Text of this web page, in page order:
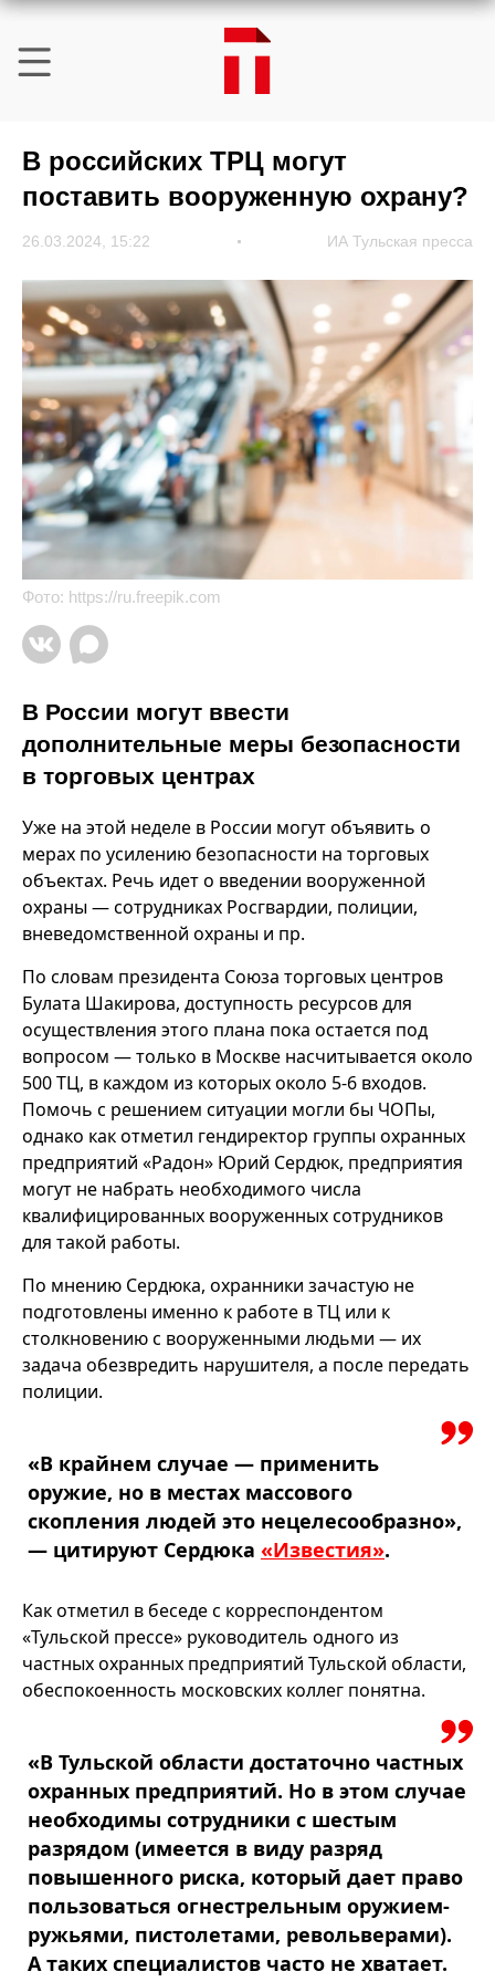
В российских ТРЦ могут
поставить вооруженную охрану?
26.03.2024, 15:22 ИА Тульская пресса
Фото: https://ru.freepik.com
В России могут ввести
дополнительные меры безопасности
в торговых центрах
Уже на этой неделе в России могут объявить о
мерах по усилению безопасности на торговых
объектах. Речь идет о введении вооруженной
охраны — сотрудниках Росгвардии, полиции,
вневедомственной охраны и пр.
По словам президента Союза торговых центров
Булата Шакирова, доступность ресурсов для
осуществления этого плана пока остается под
вопросом — только в Москве насчитывается около
500 ТЦ, в каждом из которых около 5-6 входов.
Помочь с решением ситуации могли бы ЧОПы,
однако как отметил гендиректор группы охранных
предприятий «Радон» Юрий Сердюк, предприятия
могут не набрать необходимого числа
квалифицированных вооруженных сотрудников
для такой работы.
По мнению Сердюка, охранники зачастую не
подготовлены именно к работе в ТЦ или к
столкновению с вооруженными людьми — их
задача обезвредить нарушителя, а после передать
полиции.
«В крайнем случае — применить
оружие, но в местах массового
скопления людей это нецелесообразно»,
— цитируют Сердюка «Известия».
Как отметил в беседе с корреспондентом
«Тульской прессе» руководитель одного из
частных охранных предприятий Тульской области,
обеспокоенность московских коллег понятна.
«В Тульской области достаточно частных
охранных предприятий. Но в этом случае
необходимы сотрудники с шестым
разрядом (имеется в виду разряд
повышенного риска, который дает право
пользоваться огнестрельным оружием-
ружьями, пистолетами, револьверами).
А таких специалистов часто не хватает.